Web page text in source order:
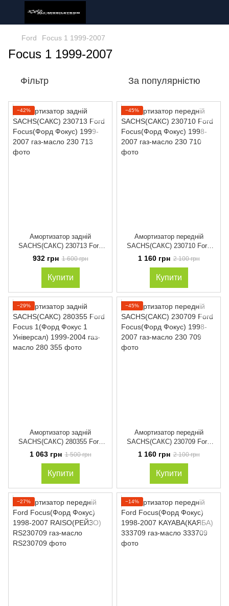
Ford Focus 1 1999-2007
Focus 1 1999-2007
Фільтр За популярністю
−42%
Амортизатор задній
SACHS(САКС) 230713 Ford
Focus(Форд Фокус) 1999-2007
газ-масло
932 грн 1 600 грн
Купити
−45%
Амортизатор передній
SACHS(САКС) 230710 Ford
Focus(Форд Фокус) 1998-2007
газ-масло
1 160 грн 2 100 грн
Купити
−29%
Амортизатор задній
SACHS(САКС) 280355 Ford
Focus 1(Форд Фокус 1
Універсал) 1999-2004 газ-
масло
1 063 грн 1 500 грн
Купити
−45%
Амортизатор передній
SACHS(САКС) 230709 Ford
Focus(Форд Фокус) 1998-2007
газ-масло
1 160 грн 2 100 грн
Купити
−27% −14%